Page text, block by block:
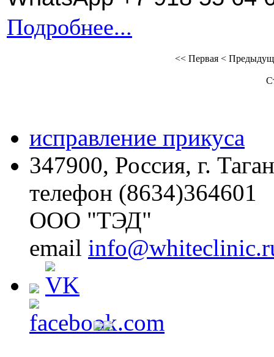
Подробнее...
<< Первая <
исправление прикуса
347900, Россия, г.
телефон (8634)364601
ООО "ТЭД"
email